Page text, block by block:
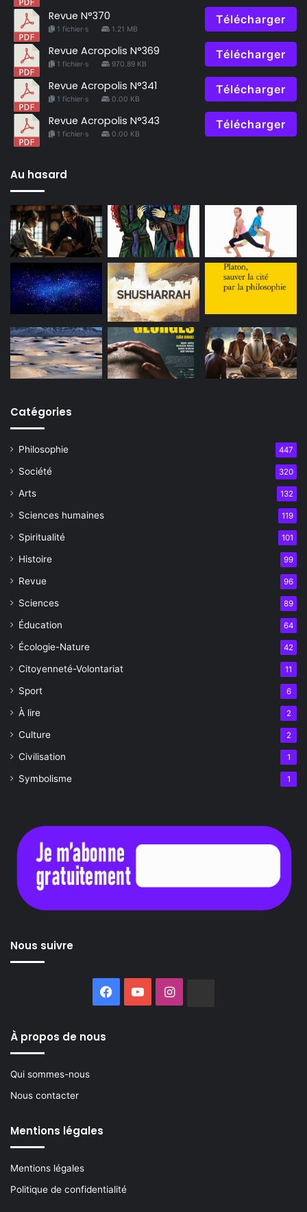
Revue N°370
1 fichier·s 1.21 MB
Télécharger
Revue Acropolis N°369
1 fichier·s 970.89 KB
Télécharger
Revue Acropolis N°341
1 fichier·s 0.00 KB
Télécharger
Revue Acropolis N°343
1 fichier·s 0.00 KB
Télécharger
Au hasard
Catégories
Philosophie 447
Société 320
Arts 132
Sciences humaines 119
Spiritualité 101
Histoire 99
Revue 96
Sciences 89
Éducation 64
Écologie-Nature 42
Citoyenneté-Volontariat 11
Sport 6
À lire 2
Culture 2
Civilisation 1
Symbolisme 1
Nous suivre
Facebook
YouTubeInstagram
À propos de nous
Qui sommes-nous
Nous contacter
Mentions légales
Mentions légales
Politique de confidentialité